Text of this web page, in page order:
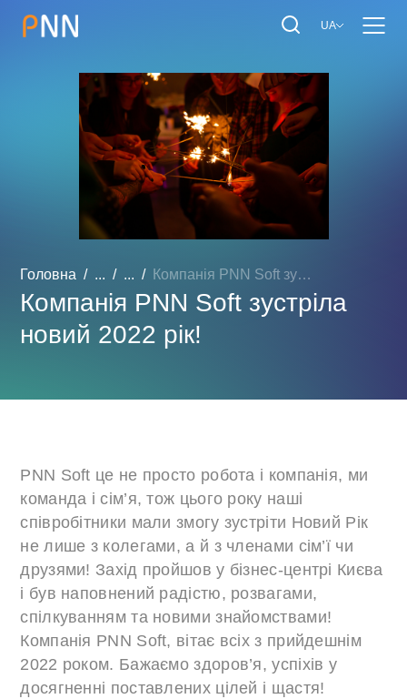
UA
Головна ... ... Компанія PNN Soft зустріл...
Компанія PNN Soft зустріла
новий 2022 рік!
PNN Soft це не просто робота і компанія, ми
команда і сім’я, тож цього року наші
співробітники мали змогу зустріти Новий Рік
не лише з колегами, а й з членами сім’ї чи
друзями! Захід пройшов у бізнес-центрі Києва
і був наповнений радістю, розвагами,
спілкуванням та новими знайомствами!
Компанія PNN Soft, вітає всіх з прийдешнім
2022 роком. Бажаємо здоров’я, успіхів у
досягненні поставлених цілей і щастя!